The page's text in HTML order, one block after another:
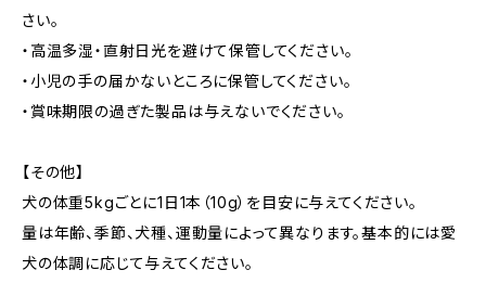
さい。
・高温多湿・直射日光を避けて保管してください。
・小児の手の届かないところに保管してください。
・賞味期限の過ぎた製品は与えないでください。
【その他】
犬の体重5kgごとに1日1本（10g）を目安に与えてください。
量は年齢、季節、犬種、運動量によって異なります。基本的には愛
犬の体調に応じて与えてください。